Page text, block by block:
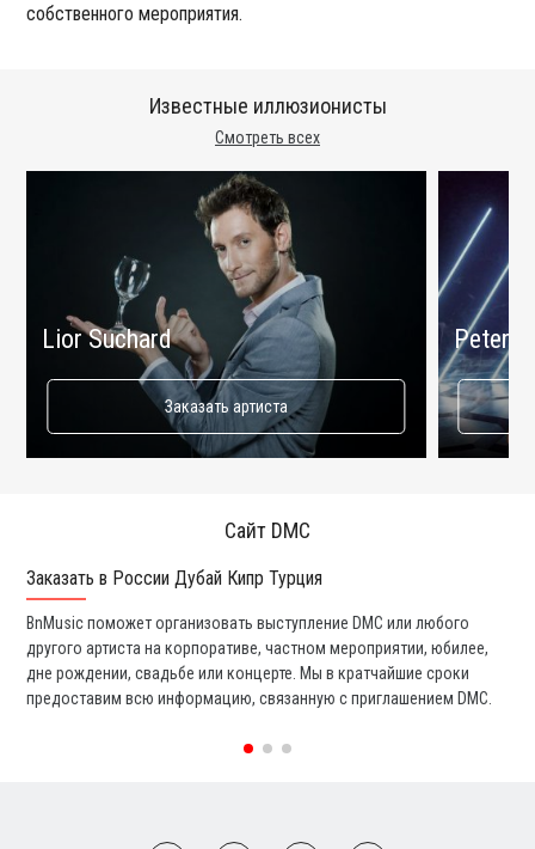
собственного мероприятия.
Смотреть всех
Известные иллюзионисты
Lior Suchard
Заказать артиста
Peter
Сайт DMC
Заказать в России Дубай Кипр Турция
BnMusic поможет организовать выступление DMC или любого
другого артиста на корпоративе, частном мероприятии, юбилее,
дне рождении, свадьбе или концерте. Мы в кратчайшие сроки
предоставим всю информацию, связанную с приглашением DMC.